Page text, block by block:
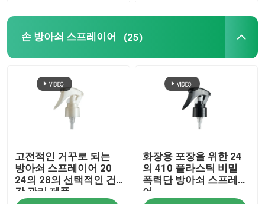
손 방아쇠 스프레이어 (25)
고전적인 거꾸로 되는
방아쇠 스프레이어 20
24의 28의 선택적인 건
강 관리 제품
화장용 포장을 위한 24
의 410 플라스틱 비밀
폭력단 방아쇠 스프레이
어